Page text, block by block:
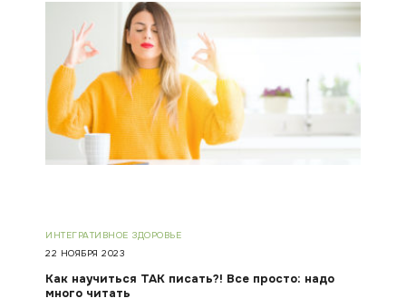
ИНТЕГРАТИВНОЕ ЗДОРОВЬЕ
22 НОЯБРЯ 2023
Как научиться ТАК писать?! Все просто: надо
много читать